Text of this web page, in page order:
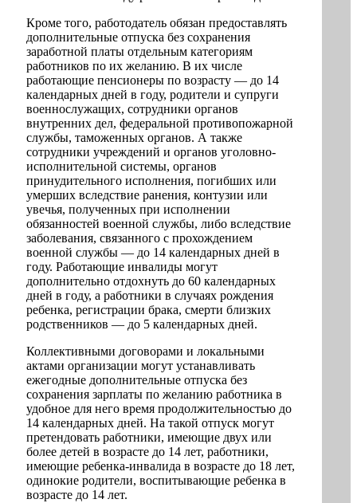
Кроме того, работодатель обязан предоставлять
дополнительные отпуска без сохранения
заработной платы отдельным категориям
работников по их желанию. В их числе
работающие пенсионеры по возрасту — до 14
календарных дней в году, родители и супруги
военнослужащих, сотрудники органов
внутренних дел, федеральной противопожарной
службы, таможенных органов. А также
сотрудники учреждений и органов уголовно-
исполнительной системы, органов
принудительного исполнения, погибших или
умерших вследствие ранения, контузии или
увечья, полученных при исполнении
обязанностей военной службы, либо вследствие
заболевания, связанного с прохождением
военной службы — до 14 календарных дней в
году. Работающие инвалиды могут
дополнительно отдохнуть до 60 календарных
дней в году, а работники в случаях рождения
ребенка, регистрации брака, смерти близких
родственников — до 5 календарных дней.
Коллективными договорами и локальными
актами организации могут устанавливать
ежегодные дополнительные отпуска без
сохранения зарплаты по желанию работника в
удобное для него время продолжительностью до
14 календарных дней. На такой отпуск могут
претендовать работники, имеющие двух или
более детей в возрасте до 14 лет, работники,
имеющие ребенка-инвалида в возрасте до 18 лет,
одинокие родители, воспитывающие ребенка в
возрасте до 14 лет.